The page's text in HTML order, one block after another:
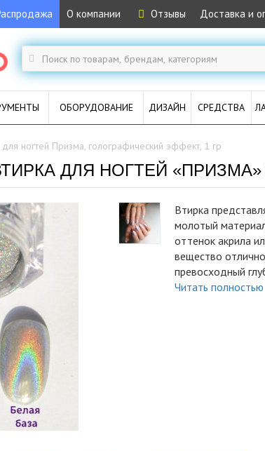
О компании Отзывы Доставка и
ОБОРУДОВАНИЕ ДИЗАЙН СРЕДСТВА
для ногтей Призма, голографический эффект, 1 гр
ДЛЯ НОГТЕЙ «ПРИЗМА»
Втирка
молотый
оттенок акрила
вещество
превосходный
Читать